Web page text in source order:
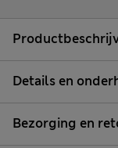
Details en
Bezorging en